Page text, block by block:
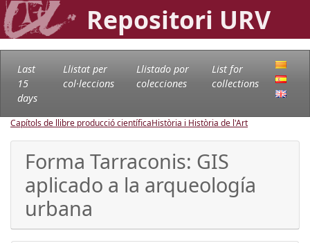
Repositori URV
Last
15
days
Llistat per
col·leccions
Llistado por
colecciones
List for
collections
Capítols de llibre producció científicaHistòria i Història de l'Art
Forma Tarraconis: GIS
aplicado a la arqueología
urbana